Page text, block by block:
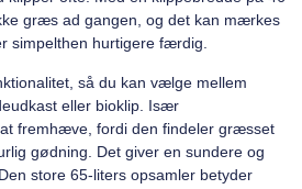
græs ad gangen, og det kan mærkes
simpelthen hurtigere færdig.
så du kan vælge mellem
eller bioklip. Især
fremhæve, fordi den findeler græsset
gødning. Det giver en sundere og
store 65-liters opsamler betyder